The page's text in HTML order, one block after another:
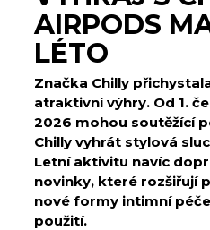
AIRPODS
LÉTO
Značka Chilly
atraktivní výhry. Od 1.
2026 mohou soutěžící
Chilly vyhrát stylová
Letní aktivitu navíc
novinky, které rozšiřují
nové formy intimní
použití.